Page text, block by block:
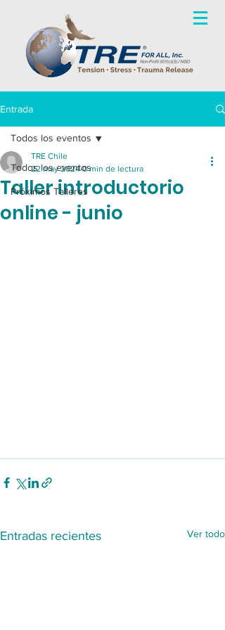
Entrada
Todos los eventos
Próximos Talleres
Todos los eventos
Taller introductorio
online - junio
TRE Chile
22 may 2024 0 min de lectura
Entradas recientes Ver todo